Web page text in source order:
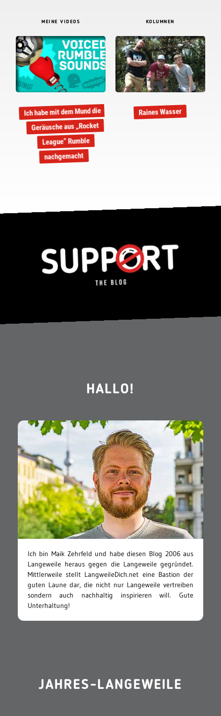
MEINE VIDEOS
Ich habe mit dem Mund die
Geräusche aus „Rocket
League“ Rumble
nachgemacht
KOLUMNEN
Raines Wasser
HALLO!
Ich bin Maik Zehrfeld und habe diesen Blog 2006 aus
Langeweile heraus gegen die Langeweile gegründet.
Mittlerweile stellt LangweileDich.net eine Bastion der
guten Laune dar, die nicht nur Langeweile vertreiben
sondern auch nachhaltig inspirieren will. Gute
Unterhaltung!
JAHRES-LANGEWEILE